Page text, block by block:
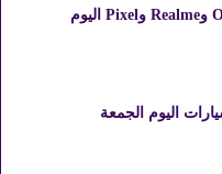
اليوم الجمعة